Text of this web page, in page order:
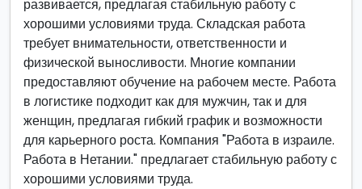
развивается, предлагая стабильную работу с
хорошими условиями труда. Складская работа
требует внимательности, ответственности и
физической выносливости. Многие компании
предоставляют обучение на рабочем месте. Работа
в логистике подходит как для мужчин, так и для
женщин, предлагая гибкий график и возможности
для карьерного роста. Компания "Работа в израиле.
Работа в Нетании." предлагает стабильную работу с
хорошими условиями труда.